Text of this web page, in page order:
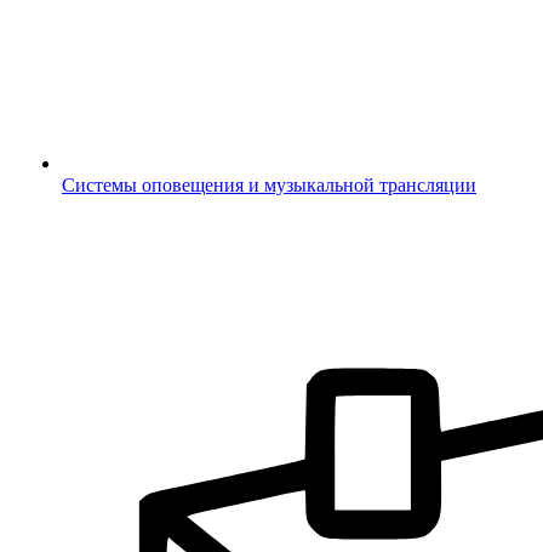
Системы оповещения и музыкальной трансляции